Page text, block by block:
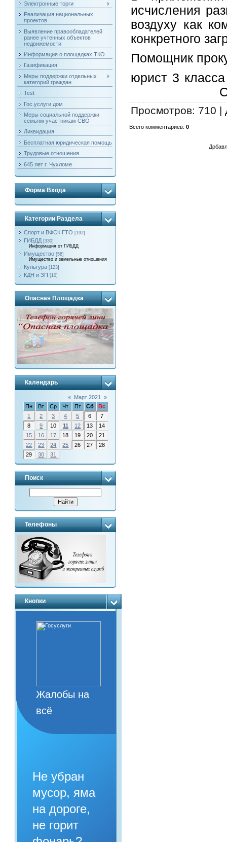
Электронные торги
Реализация национальных
проектов
Выявление правообладателей
ранее учтенных объектов
недвижемости
Информация о площадках ТКО
Газификация
Меры поддержки отдельных
категорий граждан
Test
Гос.услуги дом
Меры социальной поддержки
семьям участникам СВО
Ликвидация
Бесплатная юридическая помощь
Трудовые отношения
645 лет г. Чухломе
Форма Входа
Категории Раздела
Спорт и ВФСК ГТО [192]
ГИБДД [330]
Информация от ГИБДД
Имущество [58]
Имущество и земельные отношения
Культура [123]
КДН и ЗП [10]
Опасная Площадка
Календарь
« Март 2021
»
Пн
Вт Ср Чт Пт Сб
Вс
1
2 3 4 5 6
7
8
9 10 11 12 13
14
15
16 17 18 19 20
21
22
23 24 25 26 27
28
29
30 31
Поиск
Телефоны
Кнопки
Жалобы на
всё
Не убран
мусор, яма
на дороге,
не горит
исчисления
воздуху как
конкретного
Помощник
С.О.
Просмотров: 710 |
Всего комментариев:0